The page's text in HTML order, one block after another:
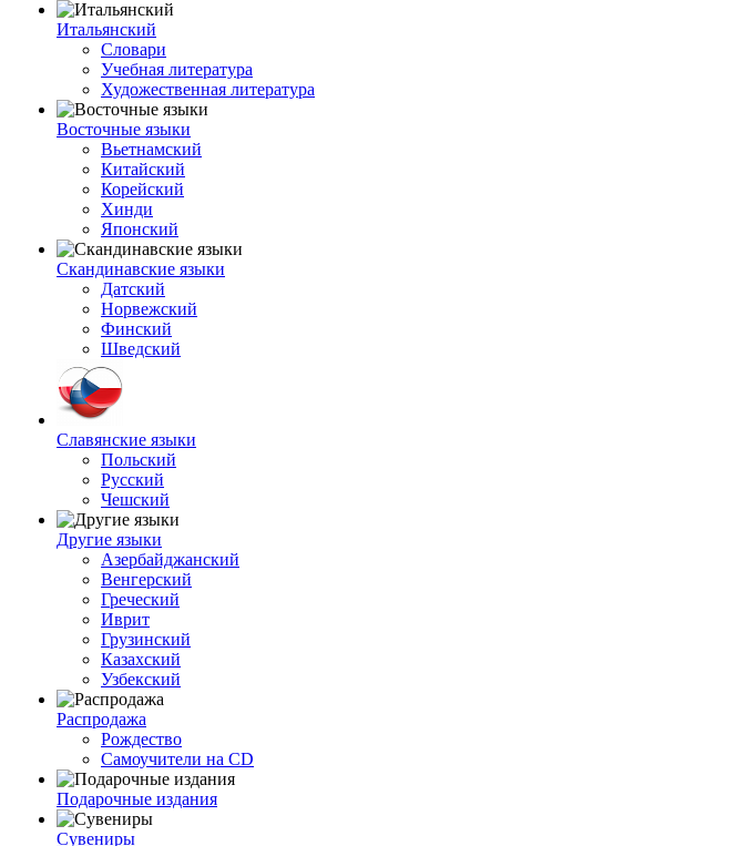
Итальянский
Словари
Учебная литература
Художественная литература
Восточные языки
Вьетнамский
Китайский
Корейский
Хинди
Японский
Скандинавские языки
Датский
Норвежский
Финский
Шведский
Славянские языки
Польский
Русский
Чешский
Другие языки
Азербайджанский
Венгерский
Греческий
Иврит
Грузинский
Казахский
Узбекский
Распродажа
Рождество
Самоучители на CD
Подарочные издания
Сувениры